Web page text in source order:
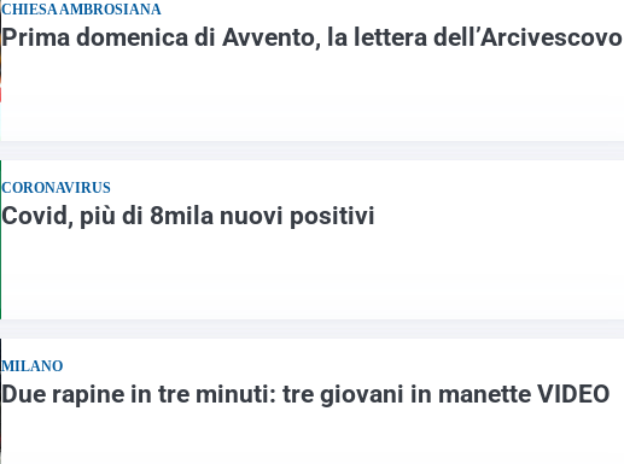
CHIESA AMBROSIANA
Prima domenica di Avvento, la lettera dell’Arcivescovo
CORONAVIRUS
Covid, più di 8mila nuovi positivi
MILANO
Due rapine in tre minuti: tre giovani in manette VIDEO